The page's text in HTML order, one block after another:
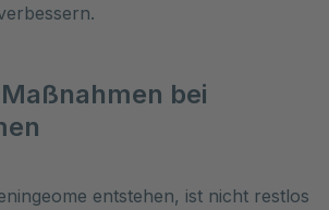
bei
entstehen, ist nicht restlos